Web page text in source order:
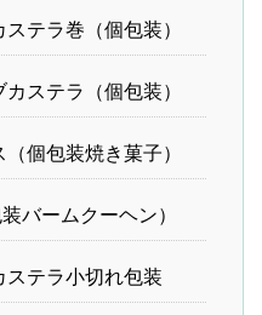
テラ巻（個包装）
ステラ（個包装）
個包装焼き菓子）
バームクーヘン）
ステラ小切れ包装